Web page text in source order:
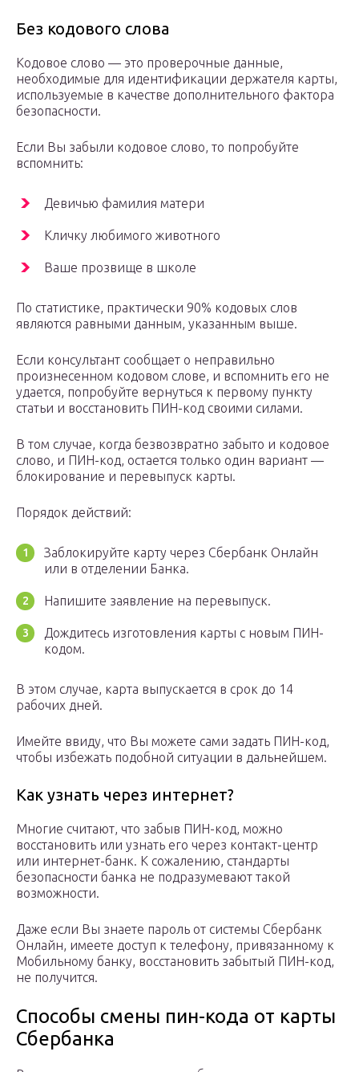
Без кодового слова
Кодовое слово — это проверочные данные,
необходимые для идентификации держателя карты,
используемые в качестве дополнительного фактора
безопасности.
Если Вы забыли кодовое слово, то попробуйте
вспомнить:
Девичью фамилия матери
Кличку любимого животного
Ваше прозвище в школе
По статистике, практически 90% кодовых слов
являются равными данным, указанным выше.
Если консультант сообщает о неправильно
произнесенном кодовом слове, и вспомнить его не
удается, попробуйте вернуться к первому пункту
статьи и восстановить ПИН-код своими силами.
В том случае, когда безвозвратно забыто и кодовое
слово, и ПИН-код, остается только один вариант —
блокирование и перевыпуск карты.
Порядок действий:
Заблокируйте карту через Сбербанк Онлайн
или в отделении Банка.
Напишите заявление на перевыпуск.
Дождитесь изготовления карты с новым ПИН-
кодом.
В этом случае, карта выпускается в срок до 14
рабочих дней.
Имейте ввиду, что Вы можете сами задать ПИН-код,
чтобы избежать подобной ситуации в дальнейшем.
Как узнать через интернет?
Многие считают, что забыв ПИН-код, можно
восстановить или узнать его через контакт-центр
или интернет-банк. К сожалению, стандарты
безопасности банка не подразумевают такой
возможности.
Даже если Вы знаете пароль от системы Сбербанк
Онлайн, имеете доступ к телефону, привязанному к
Мобильному банку, восстановить забытый ПИН-код,
не получится.
Способы смены пин-кода от карты
Сбербанка